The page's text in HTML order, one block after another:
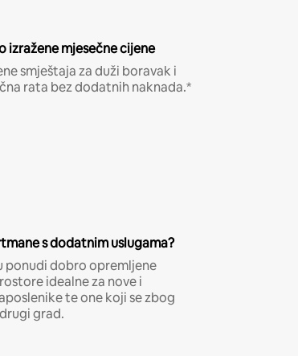
izražene mjesečne cijene
smještaja za duži boravak i
rata bez dodatnih naknada.*
s dodatnim uslugama?
ponudi dobro opremljene
idealne za nove i
te one koji se zbog
grad.